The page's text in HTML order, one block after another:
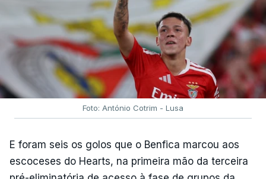
cerca de 500 metros.
Rui Oliveira é seguido, na classificação geral, por
Rafael Reis (Anicolor-Campicarn), a três segundos,
e por Miguel Salgueiro (Tavira-Crédito Agrícola), a
nove, num pelotão com 117 corredores, após a
desistência de Noah Campos (Tavira-Crédito
Keogh (APS Pro Cycling by Team Cadence
Cycling), após concluir a etapa para além do
tempo de controlo.
Foto: António Cotrim - Lusa
E foram seis os golos que o Benfica marcou aos
escoceses do Hearts, na primeira mão da terceira